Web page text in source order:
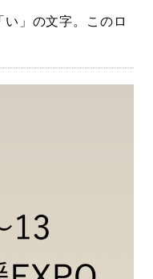
い」の文字。このロ